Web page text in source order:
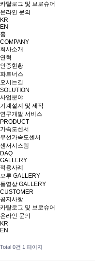
카탈로그 및 브로슈어
온라인 문의
KR
EN
홈
COMPANY
회사소개
연혁
인증현황
파트너스
오시는길
SOLUTION
사업분야
기계설계 및 제작
연구개발 서비스
PRODUCT
가속도센서
무선가속도센서
센서시스템
DAQ
GALLERY
적용사례
모루 GALLERY
동영상 GALLERY
CUSTOMER
공지사항
카탈로그 및 브로슈어
온라인 문의
KR
EN
Total 0건 1 페이지